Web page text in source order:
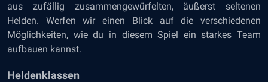
aus zufällig zusammengewürfelten, äußerst seltenen
Helden. Werfen wir einen Blick auf die verschiedenen
Möglichkeiten, wie du in diesem Spiel ein starkes Team
aufbauen kannst.
Heldenklassen